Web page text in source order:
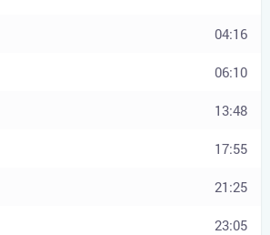
04:16
06:10
13:48
17:55
21:25
23:05